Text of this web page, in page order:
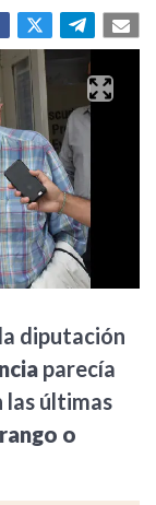
diputación
parecía
las últimas
o